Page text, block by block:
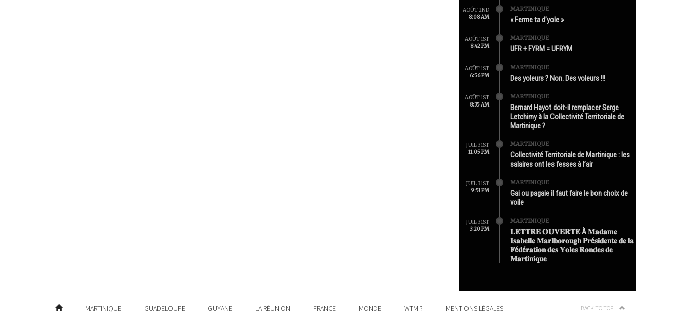
AOÛT 2ND
8:08 AM
MARTINIQUE
« Ferme ta d’yole »
AOÛT 1ST
8:42 PM
MARTINIQUE
UFR + FYRM = UFRYM
AOÛT 1ST
6:56 PM
MARTINIQUE
Des yoleurs ? Non. Des voleurs !!!
AOÛT 1ST
8:35 AM
MARTINIQUE
Bernard Hayot doit-il remplacer Serge
Letchimy à la Collectivité Territoriale de
Martinique ?
JUIL 31ST
11:05 PM
MARTINIQUE
Collectivité Territoriale de Martinique : les
salaires ont les fesses à l’air
JUIL 31ST
9:51 PM
MARTINIQUE
Gai ou pagaie il faut faire le bon choix de
voile
JUIL 31ST
3:20 PM
MARTINIQUE
𝐋𝐄𝐓𝐓𝐑𝐄 𝐎𝐔𝐕𝐄𝐑𝐓𝐄 À 𝐌𝐚𝐝𝐚𝐦𝐞
𝐈𝐬𝐚𝐛𝐞𝐥𝐥𝐞 𝐌𝐚𝐫𝐥𝐛𝐨𝐫𝐨𝐮𝐠𝐡 𝐏𝐫é𝐬𝐢𝐝𝐞𝐧𝐭𝐞 𝐝𝐞 𝐥𝐚
𝐅é𝐝é𝐫𝐚𝐭𝐢𝐨𝐧 𝐝𝐞𝐬 𝐘𝐨𝐥𝐞𝐬 𝐑𝐨𝐧𝐝𝐞𝐬 𝐝𝐞
𝐌𝐚𝐫𝐭𝐢𝐧𝐢𝐪𝐮𝐞
MARTINIQUE GUADELOUPE GUYANE LA RÉUNION FRANCE MONDE WTM ? MENTIONS LÉGALES BACK TO TOP